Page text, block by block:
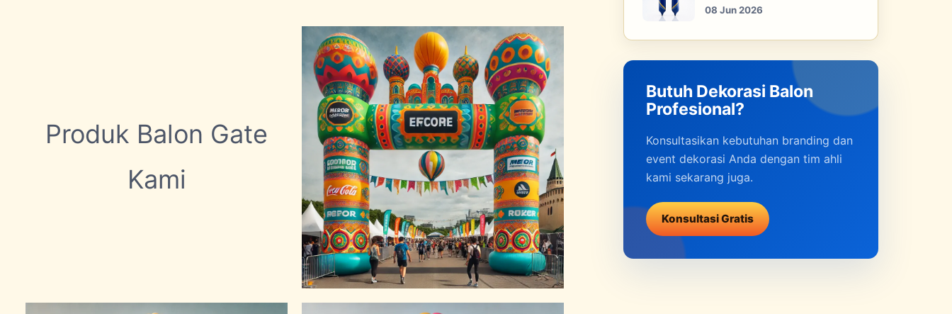
Produk Balon Gate
Kami
08 Jun 2026
Butuh Dekorasi Balon
Profesional?
Konsultasikan kebutuhan branding dan
event dekorasi Anda dengan tim ahli
kami sekarang juga.
Konsultasi Gratis